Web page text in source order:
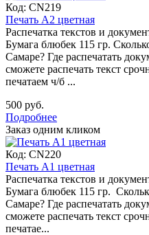
Код: CN219
Печать А2 цветная
Распечатка текстов и
Бумага блюбек 115 гр.
Самаре? Где распечатать
сможете распечать текст
печатаем ч/б ...
500 руб.
Подробнее
Заказ одним кликом
Код: CN220
Печать А1 цветная
Распечатка текстов и
Бумага блюбек 115 гр.
Самаре? Где распечатать
сможете распечать текст
печатае...